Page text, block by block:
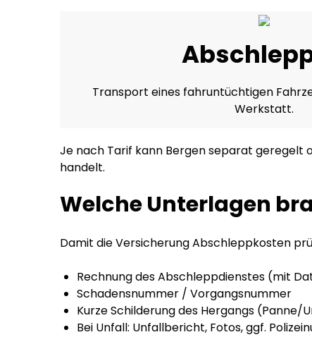
Transport eines fahruntüchtigen
Werkstatt.
Je nach Tarif kann Bergen separat geregelt
handelt.
Welche Unterlagen
Damit die Versicherung Abschleppkosten
Rechnung des Abschleppdienstes (mit
Schadensnummer / Vorgangsnummer
Kurze Schilderung des Hergangs (Panne/
Bei Unfall: Unfallbericht, Fotos, ggf.